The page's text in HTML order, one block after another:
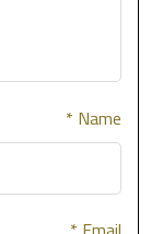
Name
*